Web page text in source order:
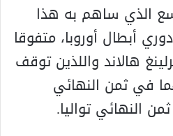
الذي ساهم به هذا
أبطال أوروبا، متفوقا
هالاند واللذين توقف
في ثمن النهائي
النهائي تواليا.